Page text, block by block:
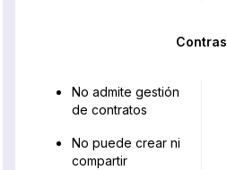
Contras
No admite gestión
de contratos
No puede crear ni
compartir